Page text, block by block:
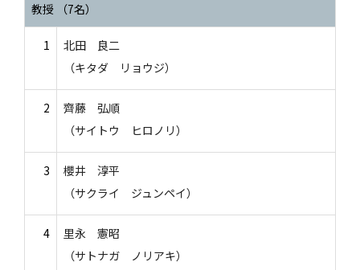
教授 （7名）
1
北田 良二
（キタダ リョウジ）
2
齊藤 弘順
（サイトウ ヒロノリ）
3
櫻井 淳平
（サクライ ジュンペイ）
4
里永 憲昭
（サトナガ ノリアキ）